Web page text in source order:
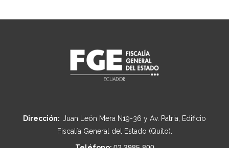
Dirección: Juan León Mera N19-36 y Av. Patria, Edificio
Fiscalía General del Estado (Quito).